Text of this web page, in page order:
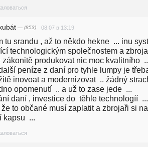
— (853) 08.07 в 13:19
tu srandu , až to někdo hekne  ... inu
technologickým společnostem a
zákonitě produkovat nic moc kvalitního
peníze z daní pro tyhle lumpy je
inovoat a modernizovat  .. žádný
opomenutí  .. a už to zase jede  ...
daní , investice do  těhle technologíí  ...
že to občané musí zaplatit a zbrojaři si
kapsu  ...